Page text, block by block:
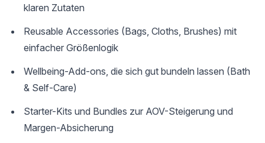
klaren Zutaten
Reusable Accessories (Bags, Cloths, Brushes) mit
einfacher Größenlogik
Wellbeing-Add-ons, die sich gut bundeln lassen (Bath
& Self-Care)
Starter-Kits und Bundles zur AOV-Steigerung und
Margen-Absicherung